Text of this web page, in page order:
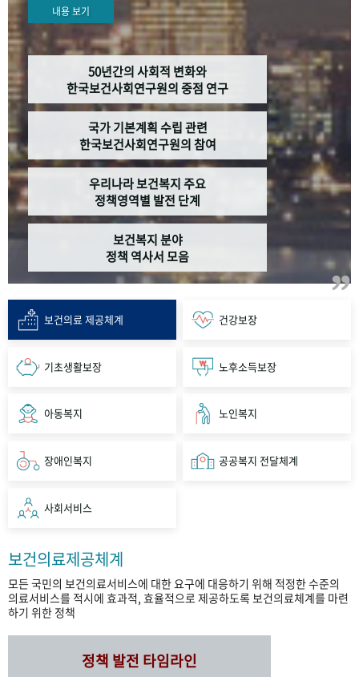
내용 보기
50년간의 사회적 변화와
한국보건사회연구원의 중점 연구
국가 기본계획 수립 관련
한국보건사회연구원의 참여
우리나라 보건복지 주요
정책영역별 발전 단계
보건복지 분야
정책 역사서 모음
보건의료 제공체계 건강보장
기초생활보장 노후소득보장
아동복지 노인복지
장애인복지 공공복지 전달체계
사회서비스
보건의료제공체계
모든 국민의 보건의료서비스에 대한 요구에 대응하기 위해 적정한 수준의
의료서비스를 적시에 효과적, 효율적으로 제공하도록 보건의료체계를 마련
하기 위한 정책
정책 발전 타임라인